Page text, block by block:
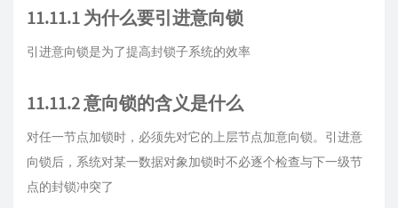
11.11.1 为什么要引进意向锁
引进意向锁是为了提高封锁子系统的效率
11.11.2 意向锁的含义是什么
对任一节点加锁时，必须先对它的上层节点加意向锁。引进意
向锁后，系统对某一数据对象加锁时不必逐个检查与下一级节
点的封锁冲突了